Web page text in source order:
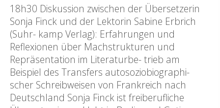
18h30 Diskussion zwischen der Übersetzerin
Sonja Finck und der Lektorin Sabine Erbrich
(Suhr- kamp Verlag): Erfahrungen und
Reflexionen über Machstrukturen und
Repräsentation im Literaturbe- trieb am
Beispiel des Transfers autosoziobiographi-
scher Schreibweisen von Frankreich nach
Deutschland Sonja Finck ist freiberufliche